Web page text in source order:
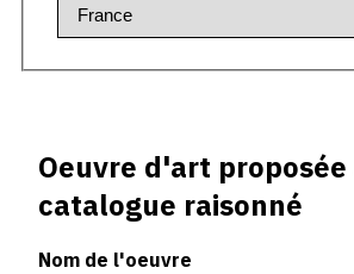
Oeuvre d'art proposée
catalogue raisonné
Nom de l'oeuvre